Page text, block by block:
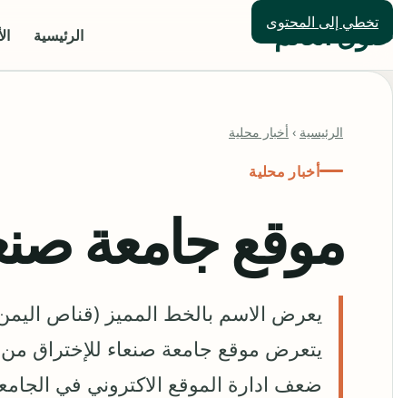
تخطي إلى المحتوى
حلول العالم الرئيسية
الرئيسية › أخبار محلية
أخبار محلية
موقع جامعة
يعرض الاسم بالخط المميز (قناص
يتعرض موقع جامعة صنعاء للإختراق من
ضعف ادارة الموقع الاكتروني في